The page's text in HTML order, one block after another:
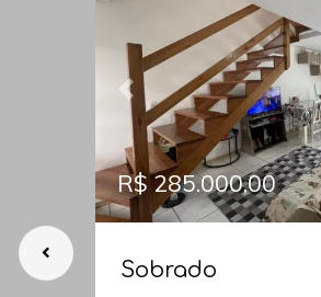
Previous
R$ 285.000,00
Sobrado